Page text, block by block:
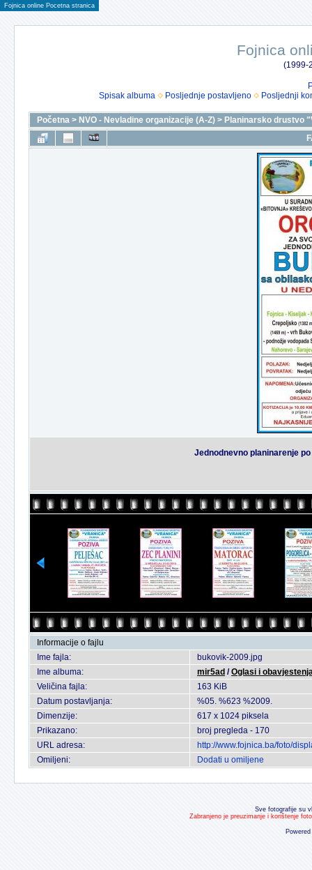
Fojnica online Pocetna stranica
Fojnica
(1999-
Spisak albuma
Posljednje postavljeno Posljednji
Početna > NVO - Nevladine organizacije (A-Z) > Planinarsko drustvo
Jednodnevno planinarenje
Informacije o fajlu
Ime fajla:
bukovik-2009.jpg
Ime albuma:
mir5ad /Oglasi i
Veličina fajla:
163 KiB
Datum postavljanja:
%05. %623 %2009.
Dimenzije:
617 x 1024 piksela
Prikazano:
broj pregleda - 170
URL adresa:
http://www.fojnica.ba/foto/
Omiljeni:
Dodati u omiljene
Sve fotografije su
Zabranjeno je preuzimanje i korištenje